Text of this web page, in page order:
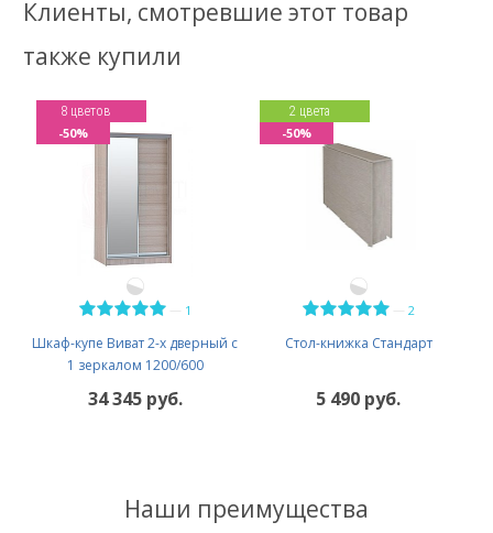
Клиенты, смотревшие этот товар
также купили
1
Шкаф-купе Виват 2-х дверный с
1 зеркалом 1200/600
8 цветов
34 345 руб.
-50%
2
Стол-книжка Стандарт
2 цвета
5 490 руб.
-50%
Наши преимущества